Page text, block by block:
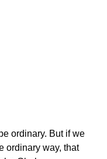
ordinary. But if we
ordinary way, that